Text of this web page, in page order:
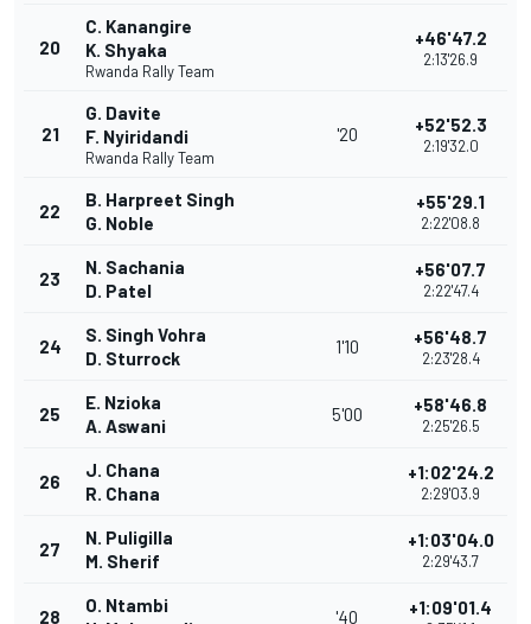
20
C. Kanangire
K. Shyaka
Rwanda Rally Team
+46'47.2
2:13'26.9
21
G. Davite
F. Nyiridandi
Rwanda Rally Team
'20 +52'52.3
2:19'32.0
22
B. Harpreet Singh
G. Noble
+55'29.1
2:22'08.8
23
N. Sachania
D. Patel
+56'07.7
2:22'47.4
24
S. Singh Vohra
D. Sturrock
1'10 +56'48.7
2:23'28.4
25
E. Nzioka
A. Aswani
5'00 +58'46.8
2:25'26.5
26
J. Chana
R. Chana
+1:02'24.2
2:29'03.9
27
N. Puligilla
M. Sherif
+1:03'04.0
2:29'43.7
28
O. Ntambi
'40 +1:09'01.4